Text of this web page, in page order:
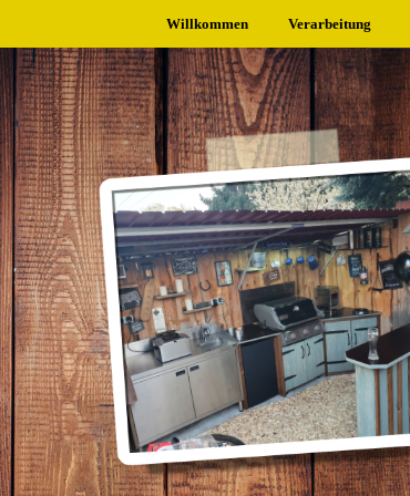
Willkommen Verarbeitung